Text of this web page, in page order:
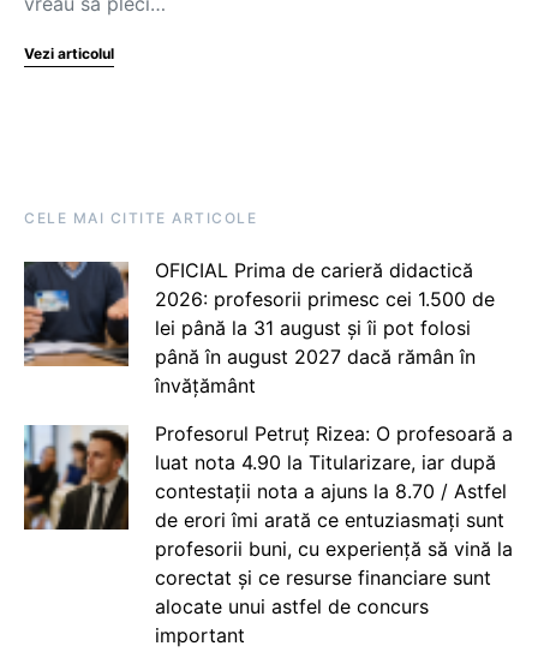
Vezi articolul
CELE MAI CITITE ARTICOLE
OFICIAL Prima de carieră didactică
2026: profesorii primesc cei 1.500 de
lei până la 31 august și îi pot folosi
până în august 2027 dacă rămân în
învățământ
Profesorul Petruț Rizea: O profesoară a
luat nota 4.90 la Titularizare, iar după
contestații nota a ajuns la 8.70 / Astfel
de erori îmi arată ce entuziasmați sunt
profesorii buni, cu experiență să vină la
corectat și ce resurse financiare sunt
alocate unui astfel de concurs
important